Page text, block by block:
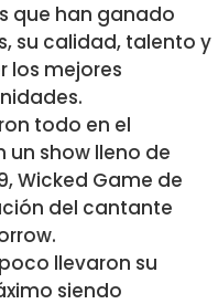
que han ganado
su calidad, talento y
los mejores
todo en el
show lleno de
Wicked Game de
del cantante
llevaron su
siendo